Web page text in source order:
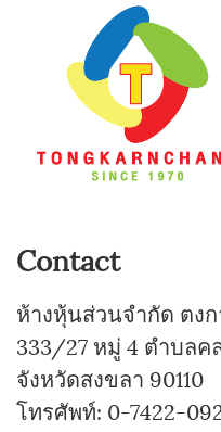
Contact
ห้างหุ้นส่วนจำกัด ตง
333/27 หมู่ 4 ตำบล
จังหวัดสงขลา 90110
โทรศัพท์: 0-7422-